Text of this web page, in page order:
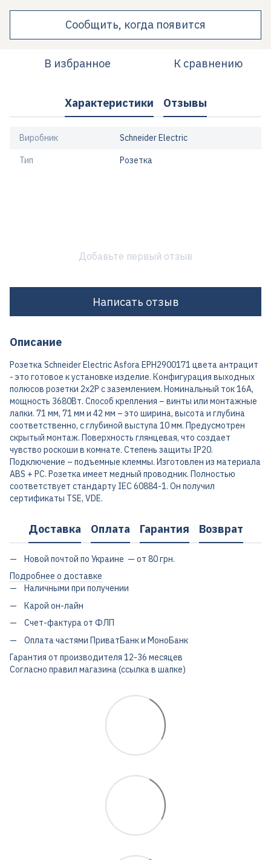
Сообщить, когда появится
В избранное К сравнению
Характеристики Отзывы
Виробник Schneider Electric
Тип Розетка
Добавьте первый отзыв
Написать отзыв
Описание
Розетка Schneider Electric Asfora EPH2900171 цвета антрацит
- это готовое к установке изделие. Конфигурация выходных
полюсов розетки 2x2P с заземлением. Номинальный ток 16А,
мощность 3680Вт. Способ крепления – винты или монтажные
лапки. 71 мм, 71 мм и 42 мм – это ширина, высота и глубина
соответственно, с глубиной выступа 10 мм. Предусмотрен
скрытый монтаж. Поверхность глянцевая, что создает
чувство роскоши в комнате. Степень защиты IP20.
Подключение – подъемные клеммы. Изготовлен из материала
ABS + PC. Розетка имеет медный проводник. Полностью
соответствует стандарту IEC 60884-1. Он получил
сертификаты TSE, VDE.
Доставка Оплата Гарантия Возврат
Новой почтой по Украине — от 80 грн.
Подробнее о доставке
Наличными при получении
Карой он-лайн
Счет-фактура от ФЛП
Оплата частями ПриватБанк и МоноБанк
Гарантия от производителя 12-36 месяцев
Согласно правил магазина (ссылка в шапке)